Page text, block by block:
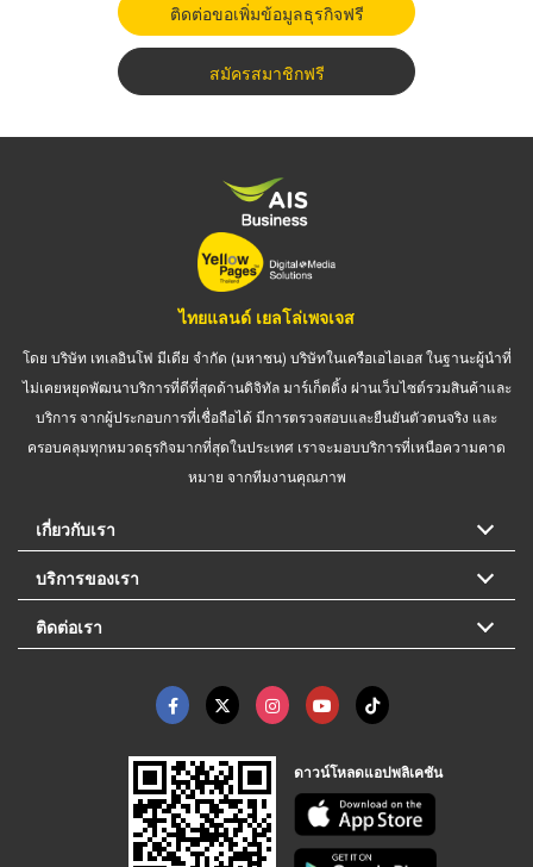
ติดต่อขอเพิ่มข้อมูลธุรกิจฟรี
สมัครสมาชิกฟรี
ไทยแลนด์ เยลโล่เพจเจส
โดย บริษัท เทเลอินโฟ มีเดีย จำกัด (มหาชน) บริษัทในเครือเอไอเอส ในฐานะผู้นำที่
ไม่เคยหยุดพัฒนาบริการที่ดีที่สุดด้านดิจิทัล มาร์เก็ตติ้ง ผ่านเว็บไซต์รวมสินค้าและ
บริการ จากผู้ประกอบการที่เชื่อถือได้ มีการตรวจสอบและยืนยันตัวตนจริง และ
ครอบคลุมทุกหมวดธุรกิจมากที่สุดในประเทศ เราจะมอบบริการที่เหนือความคาด
หมาย จากทีมงานคุณภาพ
เกี่ยวกับเรา
บริการของเรา
ติดต่อเรา
ดาวน์โหลดแอปพลิเคชัน